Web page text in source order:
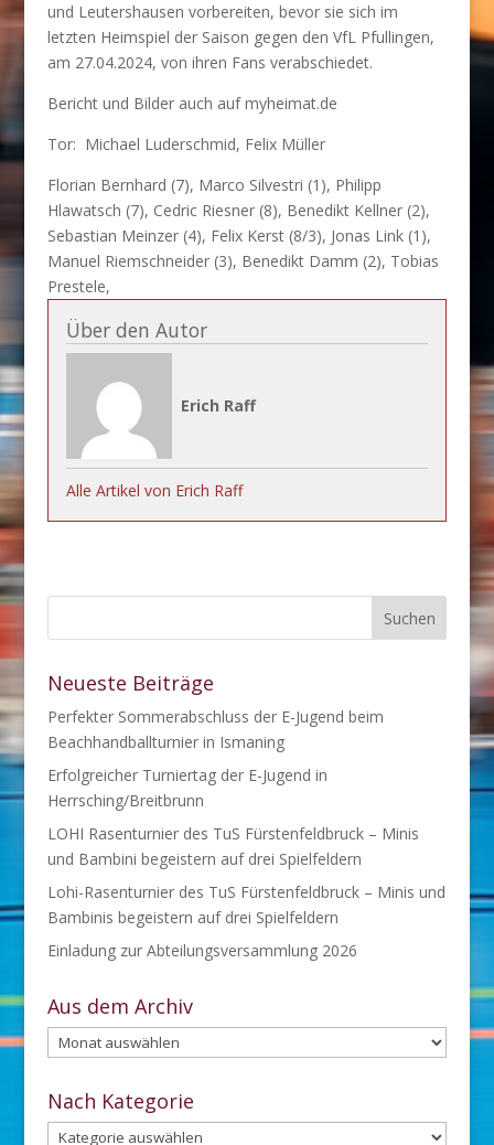
und Leutershausen vorbereiten, bevor sie sich im
letzten Heimspiel der Saison gegen den VfL Pfullingen,
am 27.04.2024, von ihren Fans verabschiedet.
Bericht und Bilder auch auf myheimat.de
Tor: Michael Luderschmid, Felix Müller
Florian Bernhard (7), Marco Silvestri (1), Philipp
Hlawatsch (7), Cedric Riesner (8), Benedikt Kellner (2),
Sebastian Meinzer (4), Felix Kerst (8/3), Jonas Link (1),
Manuel Riemschneider (3), Benedikt Damm (2), Tobias
Prestele,
Über den Autor
Erich Raff
Alle Artikel von Erich Raff
Neueste Beiträge
Perfekter Sommerabschluss der E-Jugend beim
Beachhandballturnier in Ismaning
Erfolgreicher Turniertag der E-Jugend in
Herrsching/Breitbrunn
LOHI Rasenturnier des TuS Fürstenfeldbruck – Minis
und Bambini begeistern auf drei Spielfeldern
Lohi-Rasenturnier des TuS Fürstenfeldbruck – Minis und
Bambinis begeistern auf drei Spielfeldern
Einladung zur Abteilungsversammlung 2026
Aus dem Archiv
Aus
dem
Archiv
Nach Kategorie
Nach